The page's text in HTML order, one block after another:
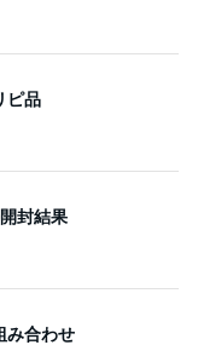
ピ品
封結果
み合わせ